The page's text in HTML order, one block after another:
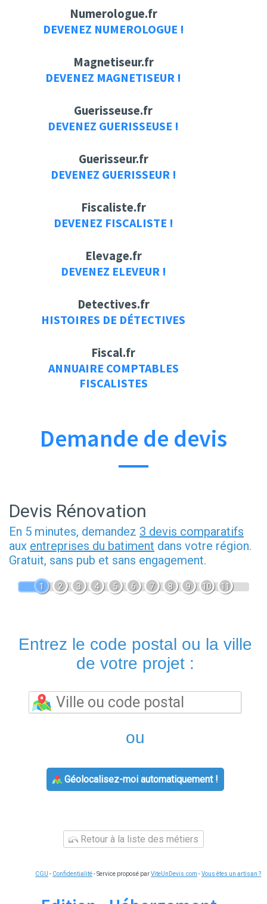
Numerologue.fr
DEVENEZ NUMEROLOGUE !
Magnetiseur.fr
DEVENEZ MAGNETISEUR !
Guerisseuse.fr
DEVENEZ GUERISSEUSE !
Guerisseur.fr
DEVENEZ GUERISSEUR !
Fiscaliste.fr
DEVENEZ FISCALISTE !
Elevage.fr
DEVENEZ ELEVEUR !
Detectives.fr
HISTOIRES DE DÉTECTIVES
Fiscal.fr
ANNUAIRE COMPTABLES
FISCALISTES
Demande de devis
Devis Rénovation
En 5 minutes, demandez 3 devis comparatifs
aux entreprises du batiment dans votre région.
Gratuit, sans pub et sans engagement.
1 2 3 4 5 6 7 8 9 10 11
Entrez le code postal ou la ville
de votre projet :
ou
Géolocalisez-moi automatiquement !
Retour à la liste des métiers
CGU - Confidentialité- Service proposé parViteUnDevis.com -Vous êtes un artisan ?